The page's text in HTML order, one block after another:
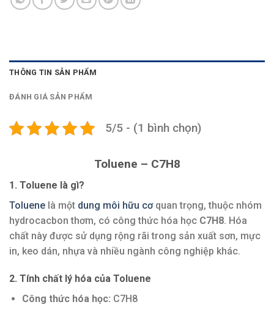
THÔNG TIN SẢN PHẨM
ĐÁNH GIÁ SẢN PHẨM
5/5 - (1 bình chọn)
Toluene – C7H8
1. Toluene là gì?
Toluene là một dung môi hữu cơquan trọng, thuộc nhóm
hydrocacbon thơm, có công thức hóa học C7H8. Hóa
chất này được sử dụng rộng rãi trong sản xuất sơn, mực
in, keo dán, nhựa và nhiều ngành công nghiệp khác.
2. Tính chất lý hóa của Toluene
Công thức hóa học: C7H8